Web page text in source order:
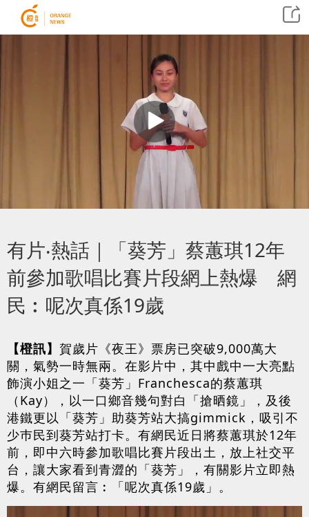
有片‧熱話｜「葵芳」蔡蕙琪12年
前參加歌唱比賽片段網上熱爆 網
民︰呢次真係19歲
【橙訊】 賀歲片《夜王》票房已突破9,000萬大
關，氣勢一時無兩。在影片中，其中戲中一大亮點
飾演小姐之一「葵芳」Franchesca的蔡蕙琪
（Kay），以一口鄉音幾句對白「搶晒鏡」，及後
港鐵更以「葵芳」助葵芳站大搞gimmick，吸引不
少巿民到葵芳站打卡。有網民近日將蔡蕙琪於12年
前，即中六時參加歌唱比賽片段出土，放上社交平
台，讓大家看到青澀的「葵芳」，有關影片立即熱
爆。有網民留言︰「呢次真係19歲」。